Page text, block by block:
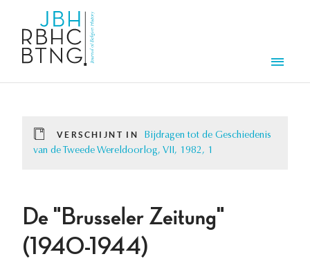
VERSCHIJNT IN
Bijdragen tot de Geschiedenis
van de Tweede Wereldoorlog, VII, 1982, 1
De "Brusseler Zeitung"
(1940-1944)